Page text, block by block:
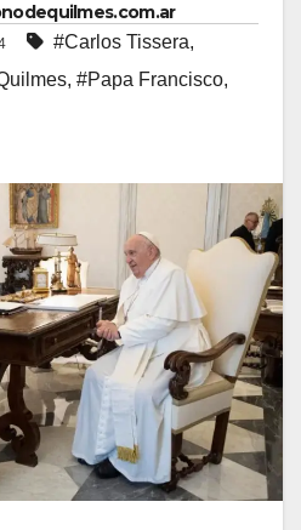
#Carlos Tissera,
, #Papa Francisco,